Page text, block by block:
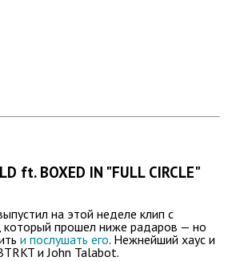
ft. BOXED IN "FULL CIRCLE"
на этой неделе клип с
который прошел ниже радаров — но
и послушать его. Нежнейший хаус и
и John Talabot.